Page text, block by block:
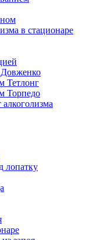
в стационаре
Тетлонг
Торпедо
лопатку